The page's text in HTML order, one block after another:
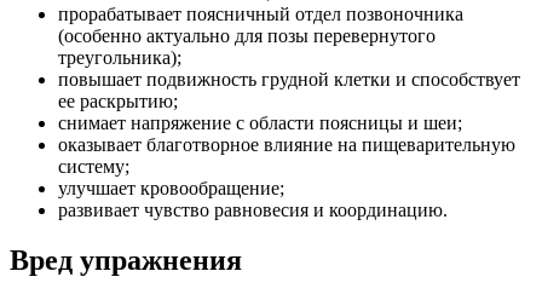
прорабатывает поясничный отдел позвоночника
(особенно актуально для позы перевернутого
треугольника);
повышает подвижность грудной клетки и способствует
ее раскрытию;
снимает напряжение с области поясницы и шеи;
оказывает благотворное влияние на пищеварительную
систему;
улучшает кровообращение;
развивает чувство равновесия и координацию.
Вред упражнения